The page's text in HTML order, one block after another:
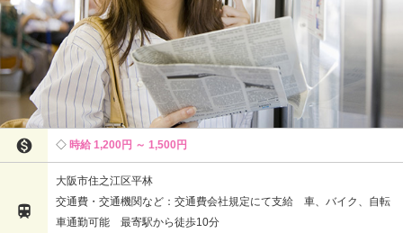
 時給 1,200円 ～ 1,500円

大阪市住之江区平林
交通費・交通機関など：交通費会社規定にて支給 車、バイク、自転
車通勤可能 最寄駅から徒歩10分